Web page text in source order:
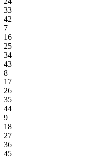
33
42
7
16
25
34
43
8
17
26
35
44
9
18
27
36
45